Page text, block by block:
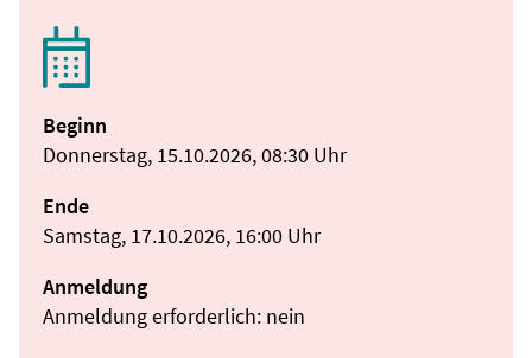
Beginn
Donnerstag, 15.10.2026, 08:30 Uhr
Ende
Samstag, 17.10.2026, 16:00 Uhr
Anmeldung
Anmeldung erforderlich: nein